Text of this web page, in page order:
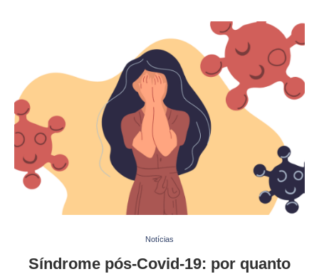
Notícias
Síndrome pós-Covid-19: por quanto